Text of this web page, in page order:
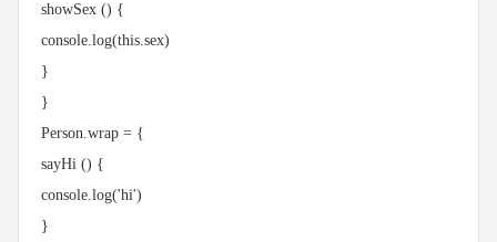
showSex () {
console.log(this.sex)
}
}
Person.wrap = {
sayHi () {
console.log('hi')
}